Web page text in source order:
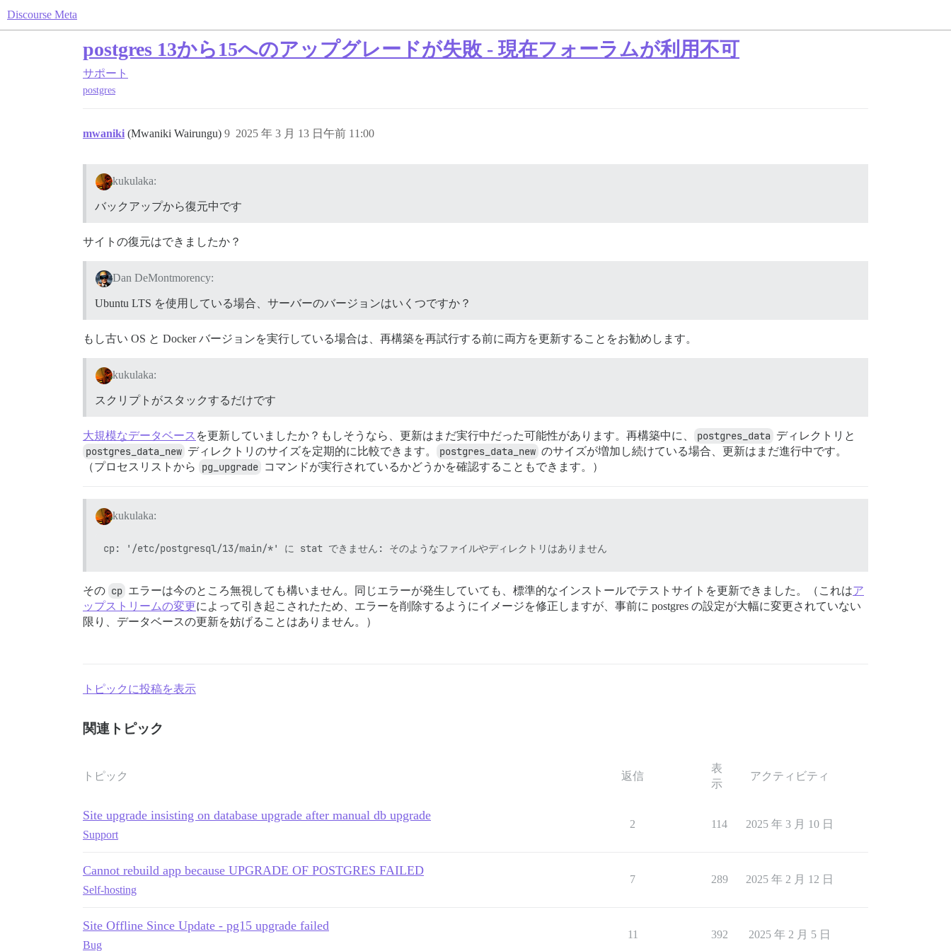
Discourse Meta
postgres 13から15へのアップグレードが失敗 - 現在フォーラムが利用不可
サポート
postgres
mwaniki (Mwaniki Wairungu) 2025 年 3 月 13 日午前 11:00
9
kukulaka:
バックアップから復元中です
サイトの復元はできましたか？
Dan DeMontmorency:
Ubuntu LTS を使用している場合、サーバーのバージョンはいくつですか？
もし古い OS と Docker バージョンを実行している場合は、再構築を再試行する前に両方を更新することをお勧めします。
kukulaka:
スクリプトがスタックするだけです
大規模なデータベース を更新していましたか？もしそうなら、更新はまだ実行中だった可能性があります。再構築中に、 postgres_data ディレクトリと
postgres_data_new ディレクトリのサイズを定期的に比較できます。 postgres_data_new のサイズが増加し続けている場合、更新はまだ進行中です。
（プロセスリストから
pg_upgrade コマンドが実行されているかどうかを確認することもできます。）
kukulaka:
その cp エラーは今のところ無視しても構いません。同じエラーが発生していても、標準的なインストールでテストサイトを更新できました。（これはア
ップストリームの変更によって引き起こされたため、エラーを削除するようにイメージを修正しますが、事前に postgres の設定が大幅に変更されていない
限り、データベースの更新を妨げることはありません。）
トピックに投稿を表示
関連トピック
トピック 返信
表
示
アクティビティ
Site upgrade insisting on database upgrade after manual db upgrade
Support
2 114 2025 年 3 月 10 日
Cannot rebuild app because UPGRADE OF POSTGRES FAILED
Self-hosting
7 289 2025 年 2 月 12 日
Site Offline Since Update - pg15 upgrade failed
Bug
11 392 2025 年 2 月 5 日